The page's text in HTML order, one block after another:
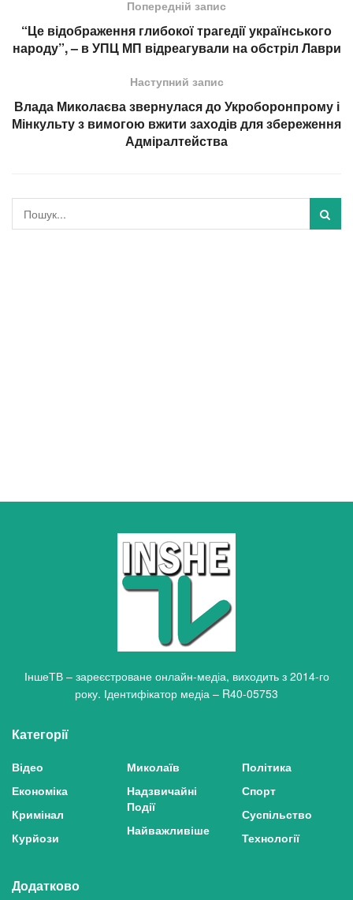
Попередній запис
“Це відображення глибокої трагедії українського
народу”, – в УПЦ МП відреагували на обстріл Лаври
Наступний запис
Влада Миколаєва звернулася до Укроборонпрому і
Мінкульту з вимогою вжити заходів для збереження
Адміралтейства
ІншеТВ – зареєстроване онлайн-медіа, виходить з 2014-го
року. Ідентифікатор медіа – R40-05753
Категорії
Відео
Економіка
Кримінал
Курйози
Миколаїв
Надзвичайні
Події
Найважливіше
Політика
Спорт
Суспільство
Технології
Додатково